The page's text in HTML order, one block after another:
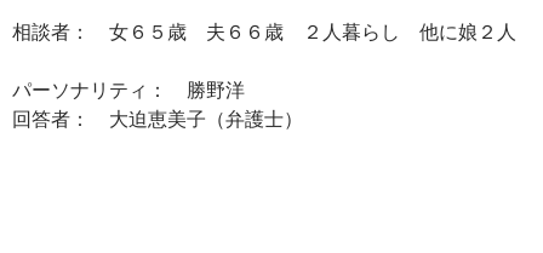
相談者： 女６５歳 夫６６歳 ２人暮らし 他に娘２人
パーソナリティ： 勝野洋
回答者： 大迫恵美子（弁護士）